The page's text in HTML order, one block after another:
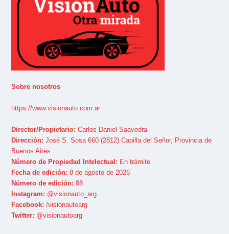
Sobre nosotros
https://www.visionauto.com.ar
Director/Propietario: Carlos Daniel Saavedra
Dirección: José S. Sosa 660 (2812) Capilla del Señor, Provincia de
Buenos Aires
Número de Propiedad Intelectual: En trámite
Fecha de edición: 8 de agosto de 2026
Número de edición: 88
Instagram: @visionauto_arg
Facebook: /visionautoarg
Twitter: @visionautoarg